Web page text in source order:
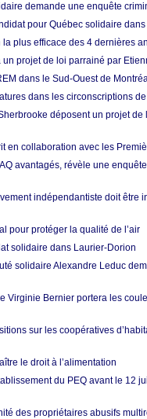
demande une enquête
pour Québec solidaire
plus efficace des 4 dernières
projet de loi parrainé par
dans le Sud-Ouest de
dans les circonscriptions de
déposent un projet de
en collaboration avec les
avantagés, révèle une
indépendantiste doit être
pour protéger la qualité de l’air
solidaire dans Laurier-Dorion
solidaire Alexandre Leduc
Virginie Bernier portera les
sur les coopératives
le droit à l’alimentation
du PEQ avant le 12
des propriétaires abusifs